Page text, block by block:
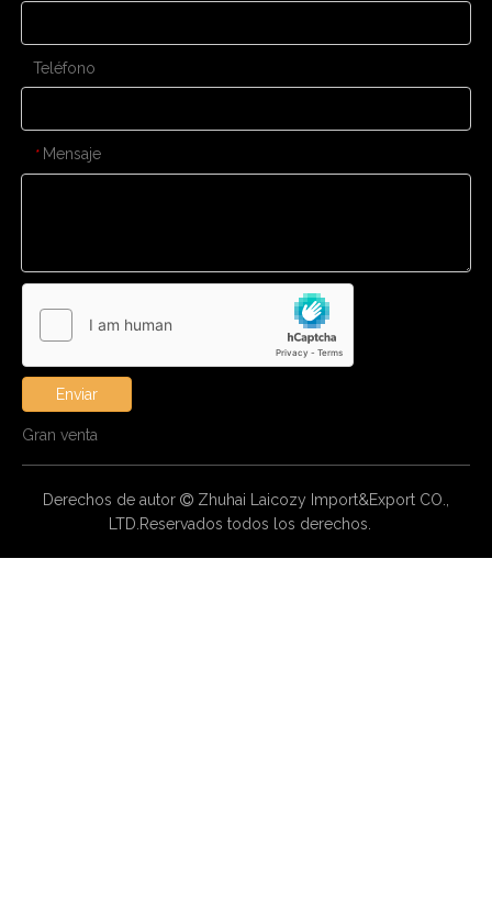
Teléfono
* Mensaje
Enviar
Gran venta
Derechos de autor  Zhuhai Laicozy Import&Export CO.,
LTD.Reservados todos los derechos.